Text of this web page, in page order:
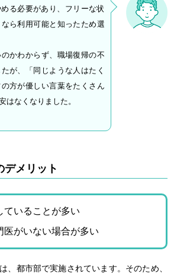
る必要があり、フリーな状
ら利用可能と知ったため選
かわからず、職場復帰の不
が、「同じような人はたく
方が優しい言葉をたくさん
はなくなりました。
デメリット
ていることが多い
医がいない場合が多い
、都市部で実施されています。そのため、